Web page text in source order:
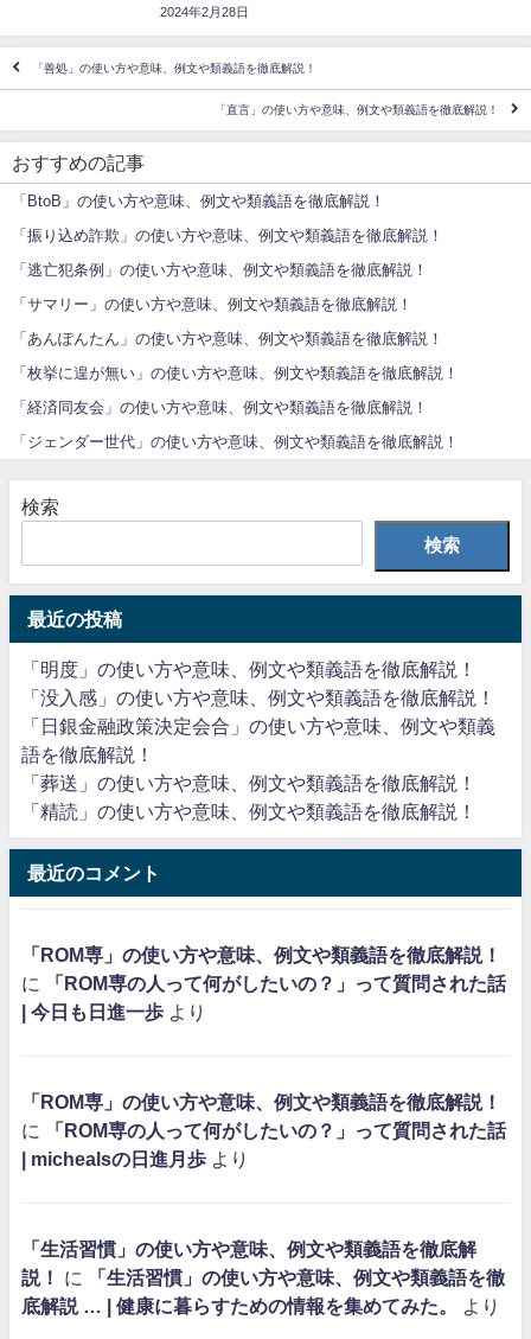
2024年2月28日
「善処」の使い方や意味、例文や類義語を徹底解説！
「直言」の使い方や意味、例文や類義語を徹底解説！
おすすめの記事
「BtoB」の使い方や意味、例文や類義語を徹底解説！
「振り込め詐欺」の使い方や意味、例文や類義語を徹底解説！
「逃亡犯条例」の使い方や意味、例文や類義語を徹底解説！
「サマリー」の使い方や意味、例文や類義語を徹底解説！
「あんぽんたん」の使い方や意味、例文や類義語を徹底解説！
「枚挙に遑が無い」の使い方や意味、例文や類義語を徹底解説！
「経済同友会」の使い方や意味、例文や類義語を徹底解説！
「ジェンダー世代」の使い方や意味、例文や類義語を徹底解説！
検索
検索
最近の投稿
「明度」の使い方や意味、例文や類義語を徹底解説！
「没入感」の使い方や意味、例文や類義語を徹底解説！
「日銀金融政策決定会合」の使い方や意味、例文や類義
語を徹底解説！
「葬送」の使い方や意味、例文や類義語を徹底解説！
「精読」の使い方や意味、例文や類義語を徹底解説！
最近のコメント
「ROM専」の使い方や意味、例文や類義語を徹底解説！
に
「ROM専の人って何がしたいの？」って質問された話
| 今日も日進一歩 より
「ROM専」の使い方や意味、例文や類義語を徹底解説！
に
「ROM専の人って何がしたいの？」って質問された話
| michealsの日進月歩 より
「生活習慣」の使い方や意味、例文や類義語を徹底解
説！
に
「生活習慣」の使い方や意味、例文や類義語を徹
底解説 … | 健康に暮らすための情報を集めてみた。
より